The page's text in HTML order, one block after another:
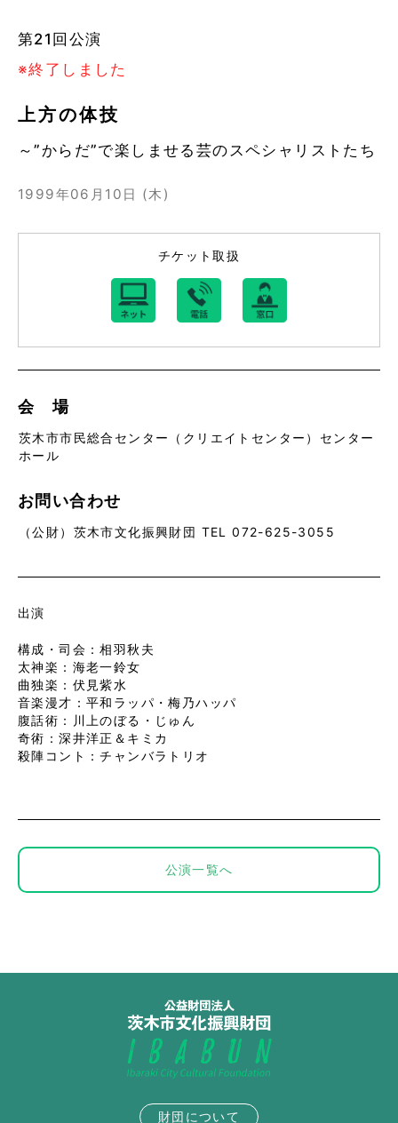
第21回公演
※終了しました
上方の体技
～”からだ”で楽しませる芸のスペシャリストたち
1999年06月10日 (木)
チケット取扱
会 場
茨木市市民総合センター（クリエイトセンター）センター
ホール
お問い合わせ
（公財）茨木市文化振興財団 TEL 072-625-3055
出演
構成・司会：相羽秋夫
太神楽：海老一鈴女
曲独楽：伏見紫水
音楽漫才：平和ラッパ・梅乃ハッパ
腹話術：川上のぼる・じゅん
奇術：深井洋正＆キミカ
殺陣コント：チャンバラトリオ
公演一覧へ
財団について